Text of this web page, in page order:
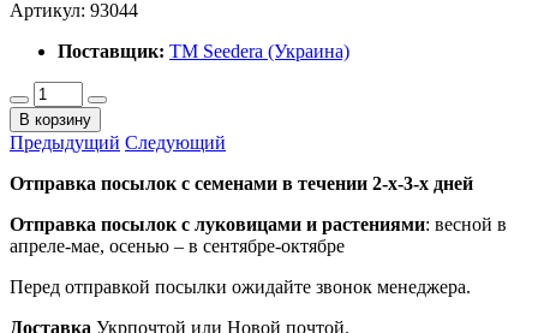
Артикул: 93044
Поставщик: ТМ Seedera (Украина)
В корзину
Предыдущий Следующий
Отправка посылок с семенами в течении 2-х-3-х дней
Отправка посылок с луковицами и растениями: весной в
апреле-мае, осенью – в сентябре-октябре
Перед отправкой посылки ожидайте звонок менеджера.
Доставка Укрпочтой или Новой почтой.